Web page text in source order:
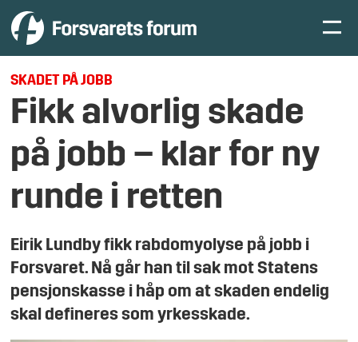
SKADET PÅ JOBB
Fikk alvorlig skade
på jobb – klar for ny
runde i retten
Eirik Lundby fikk rabdomyolyse på jobb i
Forsvaret. Nå går han til sak mot Statens
pensjonskasse i håp om at skaden endelig
skal defineres som yrkesskade.